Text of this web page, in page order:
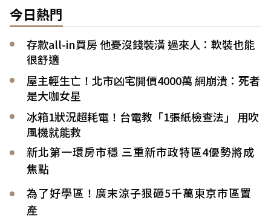
今日熱門
存款all-in買房 他憂沒錢裝潢 過來人：軟裝也能
很舒適
屋主輕生亡！北市凶宅開價4000萬 網崩潰：死者
是大咖女星
冰箱1狀況超耗電！台電教「1張紙檢查法」 用吹
風機就能救
新北第一環房市穩 三重新市政特區4優勢將成
焦點
為了好學區！廣末涼子狠砸5千萬東京市區置
產